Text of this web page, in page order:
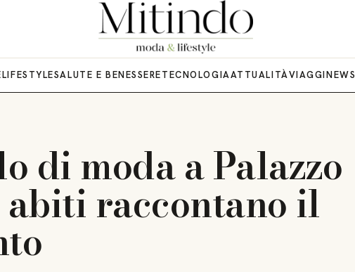
LIFESTYLESALUTE E BENESSERETECNOLOGIAATTUALITÀVIAGGINEWS
di moda a Palazzo
raccontano il